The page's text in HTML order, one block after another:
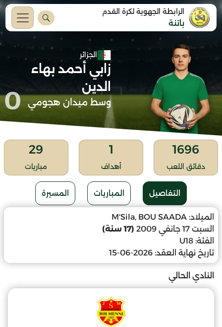
الرابطة الجهوية لكرة القدم
باتنة
الجزائر
زابي أحمد بهاء
الدين
وسط ميدان هجومي 0
1696
دقائق اللعب
1
أهداف
29
مباريات
التفاصيل المباريات المسيرة
الميلاد: M'Sila, BOU SAADA
السبت 17 جانفي 2009
(17 سنة)
الفئة: U18
تاريخ نهاية العقد: 2026-06-15
النادي الحالي